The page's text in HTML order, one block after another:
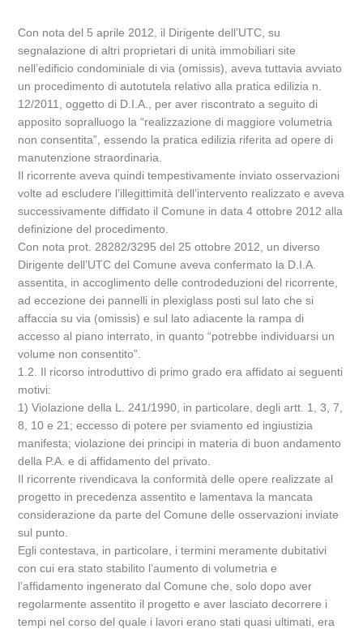
Con nota del 5 aprile 2012, il Dirigente dell’UTC, su
segnalazione di altri proprietari di unità immobiliari site
nell’edificio condominiale di via (omissis), aveva tuttavia avviato
un procedimento di autotutela relativo alla pratica edilizia n.
12/2011, oggetto di D.I.A., per aver riscontrato a seguito di
apposito sopralluogo la “realizzazione di maggiore volumetria
non consentita”, essendo la pratica edilizia riferita ad opere di
manutenzione straordinaria.
Il ricorrente aveva quindi tempestivamente inviato osservazioni
volte ad escludere l’illegittimità dell’intervento realizzato e aveva
successivamente diffidato il Comune in data 4 ottobre 2012 alla
definizione del procedimento.
Con nota prot. 28282/3295 del 25 ottobre 2012, un diverso
Dirigente dell’UTC del Comune aveva confermato la D.I.A.
assentita, in accoglimento delle controdeduzioni del ricorrente,
ad eccezione dei pannelli in plexiglass posti sul lato che si
affaccia su via (omissis) e sul lato adiacente la rampa di
accesso al piano interrato, in quanto “potrebbe individuarsi un
volume non consentito”.
1.2. Il ricorso introduttivo di primo grado era affidato ai seguenti
motivi:
1) Violazione della L. 241/1990, in particolare, degli artt. 1, 3, 7,
8, 10 e 21; eccesso di potere per sviamento ed ingiustizia
manifesta; violazione dei principi in materia di buon andamento
della P.A. e di affidamento del privato.
Il ricorrente rivendicava la conformità delle opere realizzate al
progetto in precedenza assentito e lamentava la mancata
considerazione da parte del Comune delle osservazioni inviate
sul punto.
Egli contestava, in particolare, i termini meramente dubitativi
con cui era stato stabilito l’aumento di volumetria e
l’affidamento ingenerato dal Comune che, solo dopo aver
regolarmente assentito il progetto e aver lasciato decorrere i
tempi nel corso del quale i lavori erano stati quasi ultimati, era